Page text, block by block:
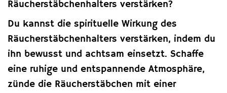
Räucherstäbchenhalters verstärken?
Du kannst die spirituelle Wirkung des
Räucherstäbchenhalters verstärken, indem du
ihn bewusst und achtsam einsetzt. Schaffe
eine ruhige und entspannende Atmosphäre,
zünde die Räucherstäbchen mit einer